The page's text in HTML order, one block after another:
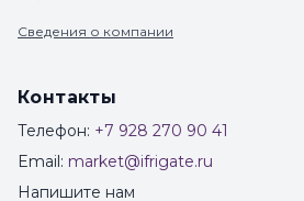
Сведения о компании
Контакты
Телефон: +7 928 270 90 41
Email: market@ifrigate.ru
Напишите нам